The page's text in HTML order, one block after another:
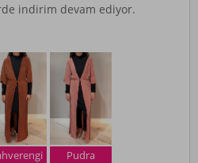
indirim devam ediyor.
Pudra